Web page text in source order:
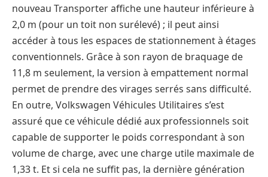
nouveau Transporter affiche une hauteur inférieure à
2,0 m (pour un toit non surélevé) ; il peut ainsi
accéder à tous les espaces de stationnement à étages
conventionnels. Grâce à son rayon de braquage de
11,8 m seulement, la version à empattement normal
permet de prendre des virages serrés sans difficulté.
En outre, Volkswagen Véhicules Utilitaires s’est
assuré que ce véhicule dédié aux professionnels soit
capable de supporter le poids correspondant à son
volume de charge, avec une charge utile maximale de
1,33 t. Et si cela ne suffit pas, la dernière génération